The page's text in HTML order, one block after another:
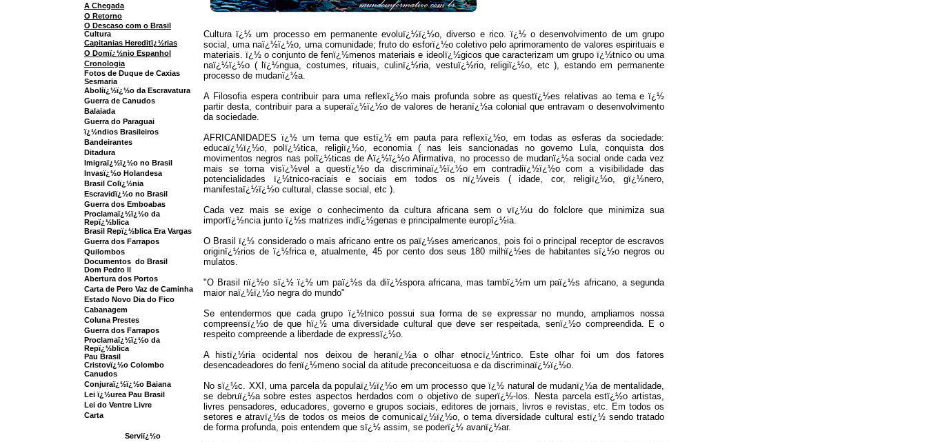
A Chegada
O Retorno
O Descaso com o Brasil
Cultura
Capitanias Hereditï¿½rias
O Domï¿½nio Espanhol
Cronologia
Fotos de Duque de Caxias
Sesmaria
Aboliï¿½ï¿½o da Escravatura
Guerra de Canudos
Balaiada
Guerra do Paraguai
ï¿½ndios Brasileiros
Bandeirantes
Ditadura
Imigraï¿½ï¿½o no Brasil
Invasï¿½o Holandesa
Brasil Colï¿½nia
Escravidï¿½o no Brasil
Guerra dos Emboabas
Proclamaï¿½ï¿½o da
Repï¿½blica
Brasil Repï¿½blica Era Vargas
Guerra dos Farrapos
Quilombos
Documentos do Brasil
Dom Pedro ll
Abertura dos Portos
Carta de Pero Vaz de Caminha
Estado Novo Dia do Fico
Cabanagem
Coluna Prestes
Guerra dos Farrapos
Proclamaï¿½ï¿½o da
Repï¿½blica
Pau Brasil
Cristovï¿½o Colombo
Canudos
Conjuraï¿½ï¿½o Baiana
Lei ï¿½urea Pau Brasil
Lei do Ventre Livre
Carta
Serviï¿½o
Cultura ï¿½ um processo em permanente evoluï¿½ï¿½o, diverso e rico. ï¿½ o desenvolvimento de um grupo
social, uma naï¿½ï¿½o, uma comunidade; fruto do esforï¿½o coletivo pelo aprimoramento de valores espirituais e
materiais. ï¿½ o conjunto de fenï¿½menos materiais e ideolï¿½gicos que caracterizam um grupo ï¿½tnico ou uma
naï¿½ï¿½o ( lï¿½ngua, costumes, rituais, culinï¿½ria, vestuï¿½rio, religiï¿½o, etc ), estando em permanente
processo de mudanï¿½a.
A Filosofia espera contribuir para uma reflexï¿½o mais profunda sobre as questï¿½es relativas ao tema e ï¿½
partir desta, contribuir para a superaï¿½ï¿½o de valores de heranï¿½a colonial que entravam o desenvolvimento
da sociedade.
AFRICANIDADES ï¿½ um tema que estï¿½ em pauta para reflexï¿½o, em todas as esferas da sociedade:
educaï¿½ï¿½o, polï¿½tica, religiï¿½o, economia ( nas leis sancionadas no governo Lula, conquista dos
movimentos negros nas polï¿½ticas de Aï¿½ï¿½o Afirmativa, no processo de mudanï¿½a social onde cada vez
mais se torna visï¿½vel a questï¿½o da discriminaï¿½ï¿½o em contradiï¿½ï¿½o com a visibilidade das
potencialidades ï¿½tnico-raciais e sociais em todos os nï¿½veis ( idade, cor, religiï¿½o, gï¿½nero,
manifestaï¿½ï¿½o cultural, classe social, etc ).
Cada vez mais se exige o conhecimento da cultura africana sem o vï¿½u do folclore que minimiza sua
importï¿½ncia junto ï¿½s matrizes indï¿½genas e principalmente europï¿½ia.
O Brasil ï¿½ considerado o mais africano entre os paï¿½ses americanos, pois foi o principal receptor de escravos
originï¿½rios de ï¿½frica e, atualmente, 45 por cento dos seus 180 milhï¿½es de habitantes sï¿½o negros ou
mulatos.
"O Brasil nï¿½o sï¿½ ï¿½ um paï¿½s da diï¿½spora africana, mas tambï¿½m um paï¿½s africano, a segunda
maior naï¿½ï¿½o negra do mundo"
Se entendermos que cada grupo ï¿½tnico possui sua forma de se expressar no mundo, ampliamos nossa
compreensï¿½o de que hï¿½ uma diversidade cultural que deve ser respeitada, senï¿½o compreendida. E o
respeito compreende a liberdade de expressï¿½o.
A histï¿½ria ocidental nos deixou de heranï¿½a o olhar etnocï¿½ntrico. Este olhar foi um dos fatores
desencadeadores do fenï¿½meno social da atitude preconceituosa e da discriminaï¿½ï¿½o.
No sï¿½c. XXI, uma parcela da populaï¿½ï¿½o em um processo que ï¿½ natural de mudanï¿½a de mentalidade,
se debruï¿½a sobre estes aspectos herdados com o objetivo de superï¿½-los. Nesta parcela estï¿½o artistas,
livres pensadores, educadores, governo e grupos sociais, editores de jornais, livros e revistas, etc. Em todos os
setores e atravï¿½s de todos os meios de comunicaï¿½ï¿½o, o tema diversidade cultural estï¿½ sendo tratado
de forma profunda, pois entendem que sï¿½ assim, se poderï¿½ avanï¿½ar.